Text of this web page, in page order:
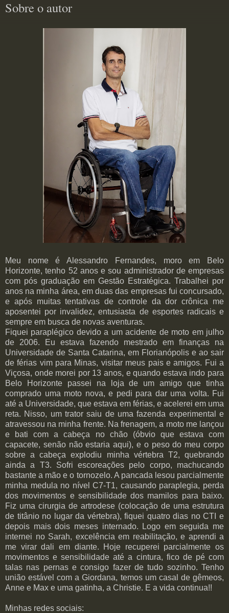
Sobre o autor
Meu nome é Alessandro Fernandes, moro em Belo
Horizonte, tenho 52 anos e sou administrador de empresas
com pós graduação em Gestão Estratégica. Trabalhei por
anos na minha área, em duas das empresas fui concursado,
e após muitas tentativas de controle da dor crônica me
aposentei por invalidez, entusiasta de esportes radicais e
sempre em busca de novas aventuras.
Fiquei paraplégico devido a um acidente de moto em julho
de 2006. Eu estava fazendo mestrado em finanças na
Universidade de Santa Catarina, em Florianópolis e ao sair
de férias vim para Minas, visitar meus pais e amigos. Fui a
Viçosa, onde morei por 13 anos, e quando estava indo para
Belo Horizonte passei na loja de um amigo que tinha
comprado uma moto nova, e pedi para dar uma volta. Fui
até a Universidade, que estava em férias, e acelerei em uma
reta. Nisso, um trator saiu de uma fazenda experimental e
atravessou na minha frente. Na frenagem, a moto me lançou
e bati com a cabeça no chão (óbvio que estava com
capacete, senão não estaria aqui), e o peso do meu corpo
sobre a cabeça explodiu minha vértebra T2, quebrando
ainda a T3. Sofri escoreações pelo corpo, machucando
bastante a mão e o tornozelo. A pancada lesou parcialmente
minha medula no nível C7-T1, causando paraplegia, perda
dos movimentos e sensibilidade dos mamilos para baixo.
Fiz uma cirurgia de artrodese (colocação de uma estrutura
de titânio no lugar da vértebra), fiquei quatro dias no CTI e
depois mais dois meses internado. Logo em seguida me
internei no Sarah, excelência em reabilitação, e aprendi a
me virar dali em diante. Hoje recuperei parcialmente os
movimentos e sensibilidade até a cintura, fico de pé com
talas nas pernas e consigo fazer de tudo sozinho. Tenho
união estável com a Giordana, temos um casal de gêmeos,
Anne e Max e uma gatinha, a Christie. E a vida continua!!
Minhas redes sociais: